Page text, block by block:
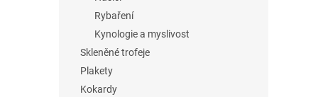
Rybaření
Kynologie a myslivost
Skleněné trofeje
Plakety
Kokardy